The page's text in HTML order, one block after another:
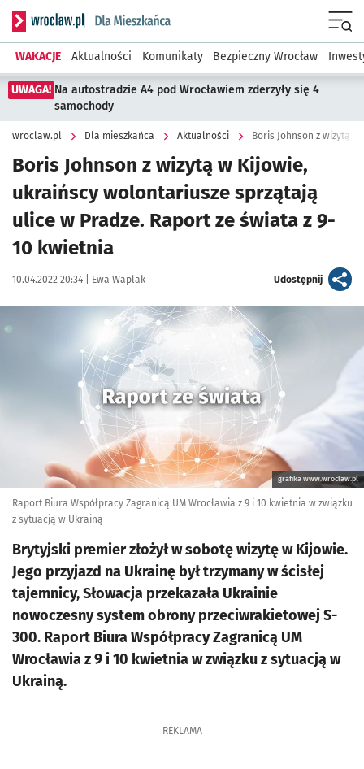
Serwis informacyjny wroclaw.pl podserwis: Dla mieszkańca
WAKACJE Aktualności Komunikaty Bezpieczny Wrocław
UWAGA! Na autostradzie A4 pod Wrocławiem zderzyły się 4
samochody
wroclaw.pl Dla mieszkańca Aktualności
Boris Johnson z wizytą w Kijowie,
ukraińscy wolontariusze sprzątają
ulice w Pradze. Raport ze świata z 9-
10 kwietnia
Data publikacji:
10.04.2022 20:34 | Autor:
Ewa Waplak Udostępnijartykuł
Kliknij, aby powiększyć
grafika www.wroclaw.pl
Raport Biura Współpracy Zagranicą UM Wrocławia z 9 i 10 kwietnia w związku
z sytuacją w Ukrainą
Brytyjski premier złożył w sobotę wizytę w Kijowie.
Jego przyjazd na Ukrainę był trzymany w ścisłej
tajemnicy, Słowacja przekazała Ukrainie
nowoczesny system obrony przeciwrakietowej S-
300. Raport Biura Współpracy Zagranicą UM
Wrocławia z 9 i 10 kwietnia w związku z sytuacją w
Ukrainą.
REKLAMA